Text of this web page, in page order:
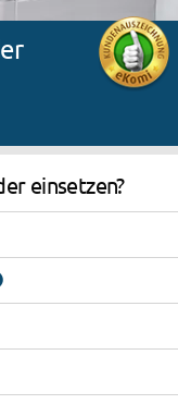
einsetzen?